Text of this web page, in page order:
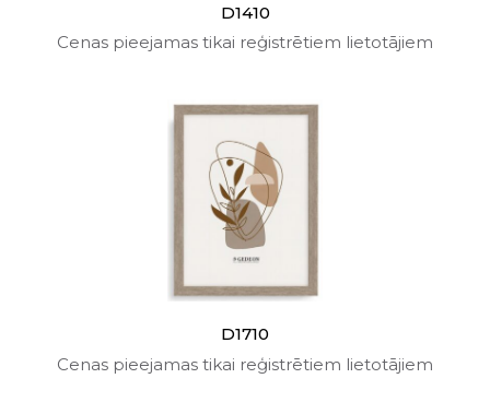
D1410
Cenas pieejamas tikai reģistrētiem lietotājiem
D1710
Cenas pieejamas tikai reģistrētiem lietotājiem